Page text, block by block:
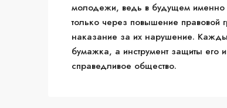
молодежи, ведь в будущем именно
только через повышение правовой
наказание за их нарушение.
бумажка, а инструмент защиты его
справедливое общество.